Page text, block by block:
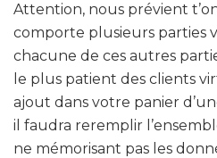
Attention, nous prévient
comporte plusieurs parties
chacune de ces autres
le plus patient des clients
ajout dans votre panier
il faudra reremplir
ne mémorisant pas les